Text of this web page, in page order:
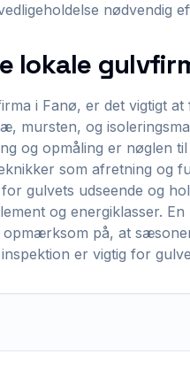
nødvendig
lokale
i Fanø, er det vigtigt
mursten, og
og opmåling er nøglen
som afretning og
gulvets udseende og
og energiklasser.
på, at
er vigtig for